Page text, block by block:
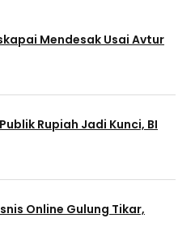
Mendesak Usai Avtur
Rupiah Jadi Kunci, BI
Online Gulung Tikar,